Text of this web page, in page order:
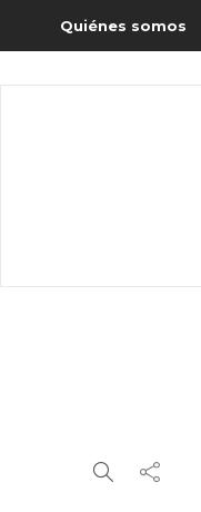
Quiénes somos